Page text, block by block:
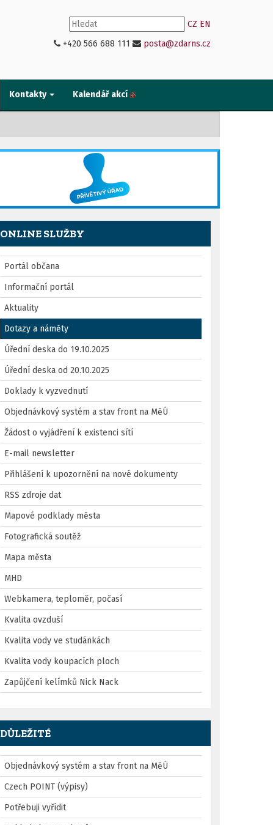
CZ EN
+420 566 688 111
posta@zdarns.cz
Kontakty Kalendář akcí
ONLINE SLUŽBY
Portál občana
Informační portál
Aktuality
Dotazy a náměty
Úřední deska do 19.10.2025
Úřední deska od 20.10.2025
Doklady k vyzvednutí
Objednávkový systém a stav front na MěÚ
Žádost o vyjádření k existenci sítí
E-mail newsletter
Přihlášení k upozornění na nové dokumenty
RSS zdroje dat
Mapové podklady města
Fotografická soutěž
Mapa města
MHD
Webkamera, teploměr, počasí
Kvalita ovzduší
Kvalita vody ve studánkách
Kvalita vody koupacích ploch
Zapůjčení kelímků Nick Nack
DŮLEŽITÉ
Objednávkový systém a stav front na MěÚ
Czech POINT (výpisy)
Potřebuji vyřídit